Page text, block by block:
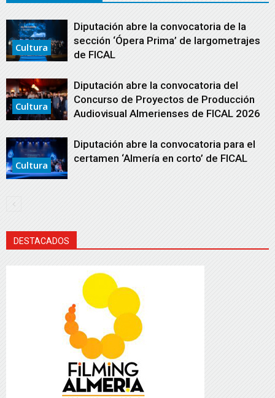
Cultura
Diputación abre la convocatoria de la
sección ‘Ópera Prima’ de largometrajes
de FICAL
Cultura
Diputación abre la convocatoria del
Concurso de Proyectos de Producción
Audiovisual Almerienses de FICAL 2026
Cultura
Diputación abre la convocatoria para el
certamen ‘Almería en corto’ de FICAL
DESTACADOS